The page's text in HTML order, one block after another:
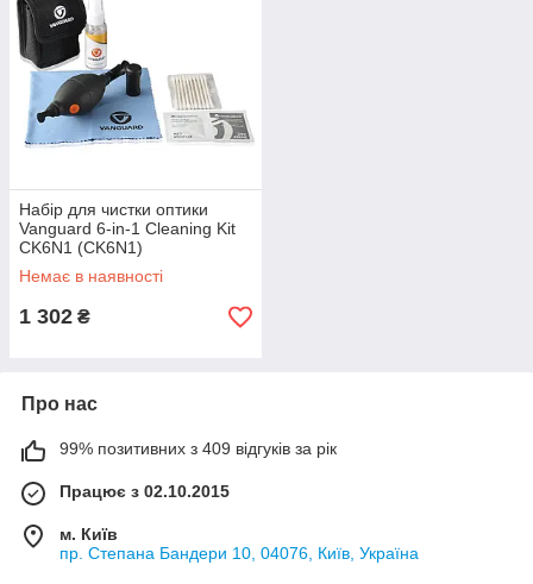
Набір для чистки оптики
Vanguard 6-in-1 Cleaning Kit
CK6N1 (CK6N1)
Немає в наявності
1 302 ₴
Про нас
99% позитивних з 409 відгуків за рік
Працює з 02.10.2015
м. Київ
пр. Степана Бандери 10, 04076, Київ, Україна